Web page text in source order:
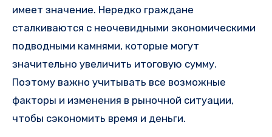
имеет значение. Нередко граждане
сталкиваются с неочевидными экономическими
подводными камнями, которые могут
значительно увеличить итоговую сумму.
Поэтому важно учитывать все возможные
факторы и изменения в рыночной ситуации,
чтобы сэкономить время и деньги.